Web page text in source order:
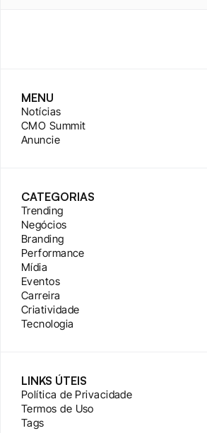
MENU
Notícias
CMO Summit
Anuncie
CATEGORIAS
Trending
Negócios
Branding
Performance
Mídia
Eventos
Carreira
Criatividade
Tecnologia
LINKS ÚTEIS
Política de Privacidade
Termos de Uso
Tags